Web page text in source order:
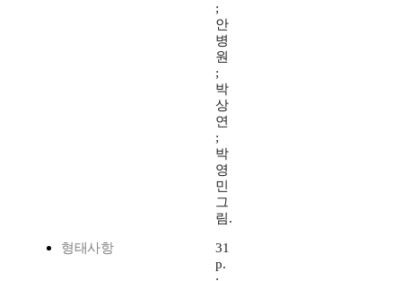
;
안
병
원
;
박
상
연
;
박
영
민
그
림.
형태사항
31
p.